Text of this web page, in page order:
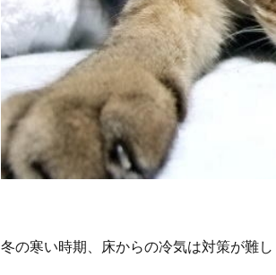
冬の寒い時期、床からの冷気は対策が難